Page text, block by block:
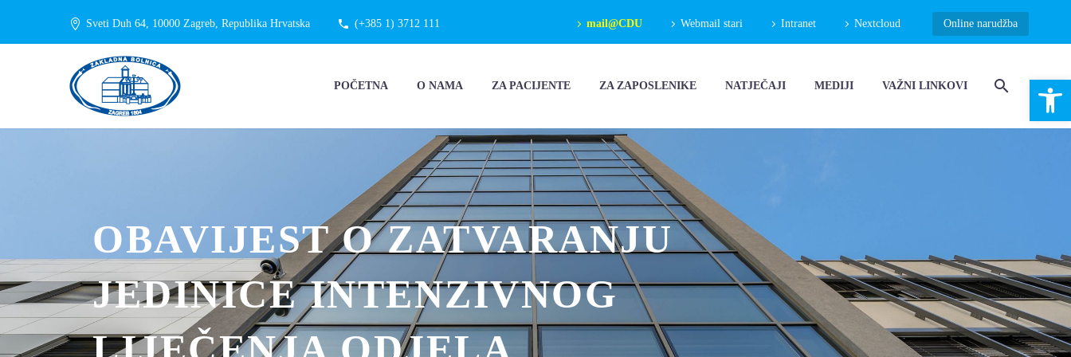
Sveti Duh 64, 10000 Zagreb, Republika Hrvatska (+385 1) 3712 111 mail@CDU Webmail stari Intranet Nextcloud Online narudžba
POČETNA O NAMA ZA PACIJENTE ZA ZAPOSLENIKE NATJEČAJI MEDIJI VAŽNI LINKOVI
OBAVIJEST O ZATVARANJU
JEDINICE INTENZIVNOG